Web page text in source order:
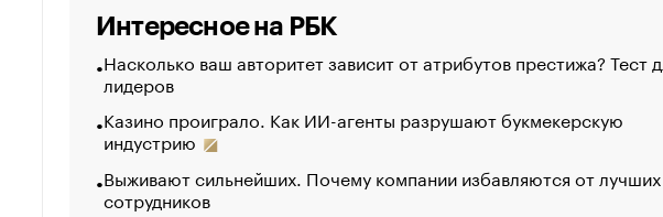
Интересное на РБК
Насколько ваш авторитет зависит от атрибутов престижа? Тест
лидеров
Казино проиграло. Как ИИ-агенты разрушают букмекерскую
индустрию
Выживают сильнейших. Почему компании избавляются от лучших
сотрудников